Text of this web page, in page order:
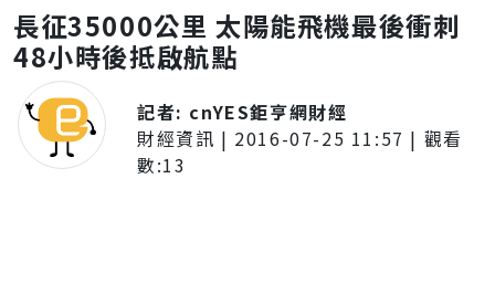
長征35000公里 太陽能飛機最後衝刺
48小時後抵啟航點
記者: cnYES鉅亨網財經
財經資訊 | 2016-07-25 11:57 | 觀看
數:13